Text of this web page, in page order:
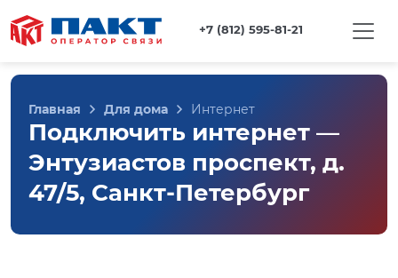
+7 (812) 595-81-21
Главная Для дома Интернет
Подключить интернет —
Энтузиастов проспект, д.
47/5, Санкт-Петербург